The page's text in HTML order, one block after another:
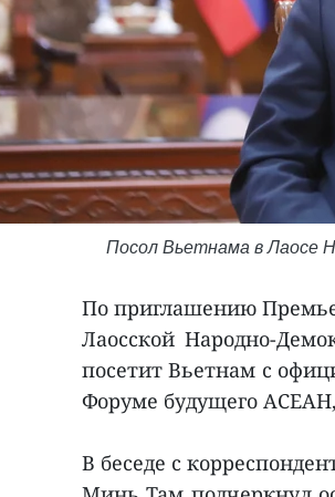
Посол Вьетнама в Лаосе
По приглашению
Лаосской Народно-
посетит Вьетнам с
Форуме будущего
В беседе с